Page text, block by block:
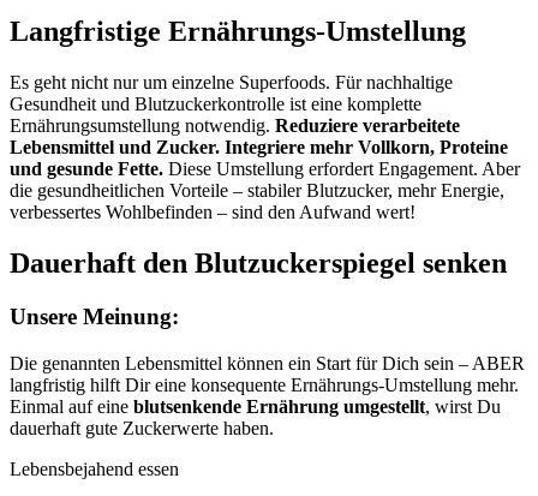
Langfristige Ernährungs-Umstellung
Es geht nicht nur um einzelne Superfoods. Für nachhaltige
Gesundheit und Blutzuckerkontrolle ist eine komplette
Ernährungsumstellung notwendig. Reduziere verarbeitete
Lebensmittel und Zucker. Integriere mehr Vollkorn, Proteine
und gesunde Fette. Diese Umstellung erfordert Engagement. Aber
die gesundheitlichen Vorteile – stabiler Blutzucker, mehr Energie,
verbessertes Wohlbefinden – sind den Aufwand wert!
Dauerhaft den Blutzuckerspiegel senken
Unsere Meinung:
Die genannten Lebensmittel können ein Start für Dich sein – ABER
langfristig hilft Dir eine konsequente Ernährungs-Umstellung mehr.
Einmal auf eine blutsenkende Ernährung umgestellt, wirst Du
dauerhaft gute Zuckerwerte haben.
Lebensbejahend essen